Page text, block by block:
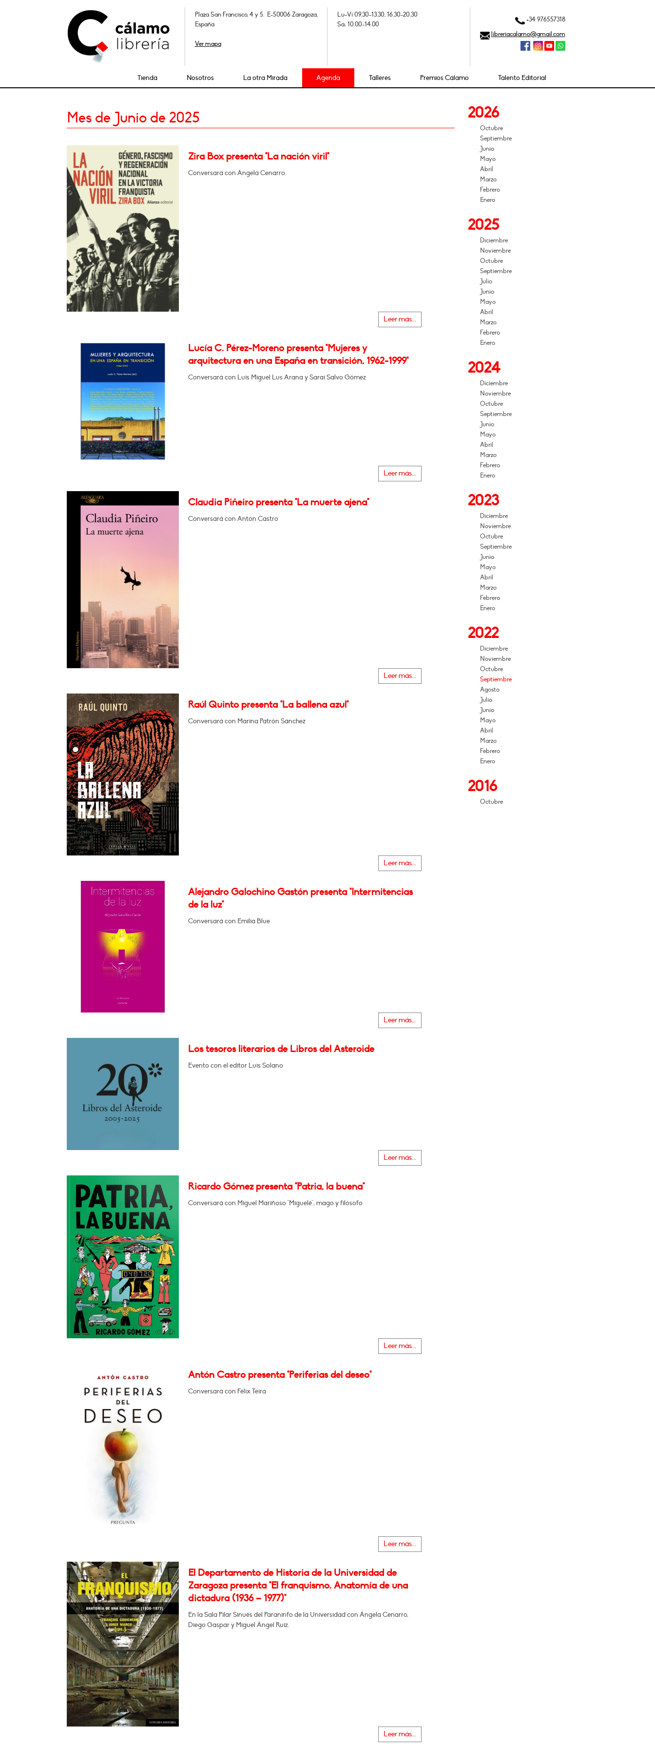
Plaza San Francisco, 4 y 5. E-50006 Zaragoza,
España
Ver mapa
Lu-Vi 09.30-13.30, 16.30-20.30
Sa: 10.00-14.00
+34 976557318
libreriacalamo@gmail.com
Tienda Nosotros La otra Mirada Agenda Talleres Premios Cálamo Talento Editorial
Mes de Junio de 2025
Zira Box presenta "La nación viril"
Conversará con Ángela Cenarro.
Leer más...
Lucía C. Pérez-Moreno presenta "Mujeres y
arquitectura en una España en transición, 1962-1999"
Conversará con Luis Miguel Lus Arana y Sarai Salvo Gómez
Leer más...
Claudia Piñeiro presenta "La muerte ajena"
Conversará con Antón Castro
Leer más...
Raúl Quinto presenta "La ballena azul"
Conversará con Marina Patrón Sánchez
Leer más...
Alejandro Galochino Gastón presenta "Intermitencias
de la luz"
Conversará con Emilia Blue
Leer más...
Los tesoros literarios de Libros del Asteroide
Evento con el editor Luis Solano
Leer más...
Ricardo Gómez presenta "Patria, la buena"
Conversará con Miguel Mariñoso "Miguelé", mago y filósofo
Leer más...
Antón Castro presenta "Periferias del deseo"
Conversará con Félix Teira
Leer más...
El Departamento de Historia de la Universidad de
Zaragoza presenta "El franquismo. Anatomía de una
dictadura (1936 – 1977)"
En la Sala Pilar Sinués del Paraninfo de la Universidad con Ángela Cenarro,
Diego Gaspar y Miguel Ángel Ruiz.
Leer más...
2026
Octubre
Septiembre
Junio
Mayo
Abril
Marzo
Febrero
Enero
2025
Diciembre
Noviembre
Octubre
Septiembre
Julio
Junio
Mayo
Abril
Marzo
Febrero
Enero
2024
Diciembre
Noviembre
Octubre
Septiembre
Junio
Mayo
Abril
Marzo
Febrero
Enero
2023
Diciembre
Noviembre
Octubre
Septiembre
Junio
Mayo
Abril
Marzo
Febrero
Enero
2022
Diciembre
Noviembre
Octubre
Septiembre
Agosto
Julio
Junio
Mayo
Abril
Marzo
Febrero
Enero
2016
Octubre